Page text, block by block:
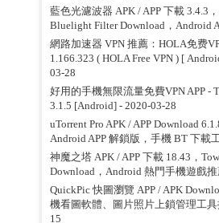
藍色光濾波器 APK / APP 下載 3.4.3
Bluelight Filter Download，Android
網路加速器 VPN 推薦：HOLA免费
1.166.323 ( HOLA Free VPN ) [
03-28
好用的手機無限流量免費VPN APP -
3.1.5 [Android]- 2020-03-28
uTorrent Pro APK / APP Download
Android APP 解鎖版，手機 BT 下載
神魔之塔 APK / APP 下載 18.43，
Download，Android 熱門手機遊戲推
QuickPic 快圖瀏覽 APP / APK
機看圖軟體、圖片照片上鎖管理工
15